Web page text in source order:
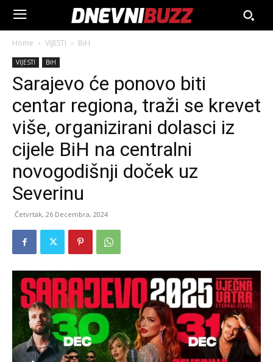
Home VIJESTI BiH
VIJESTI BiH
Sarajevo će ponovo biti
centar regiona, traži se krevet
više, organizirani dolasci iz
cijele BiH na centralni
novogodišnji doček uz
Severinu
Četvrtak, 26 Decembra, 2024